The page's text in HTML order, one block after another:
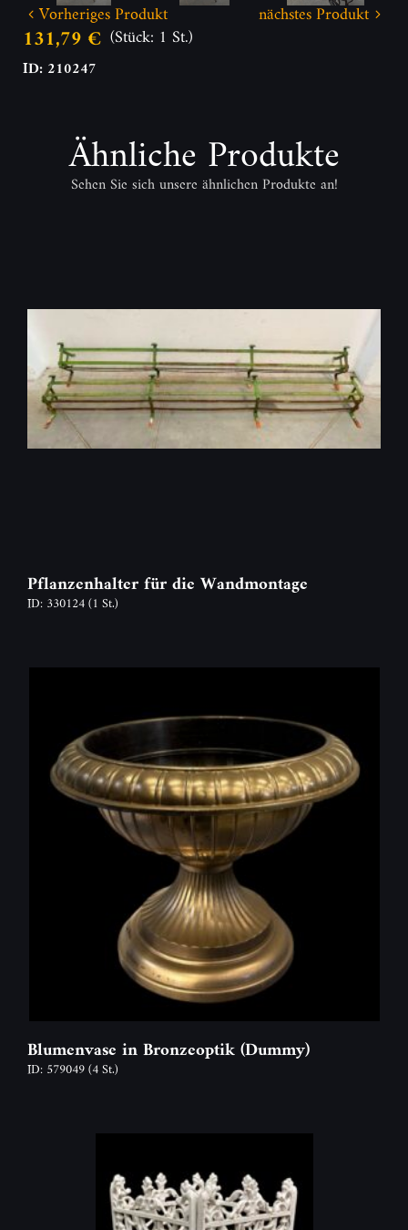
Vorheriges Produkt nächstes Produkt
131,79 € (Stück: 1 St.)
ID: 210247
Ähnliche Produkte
Sehen Sie sich unsere ähnlichen Produkte an!
Pflanzenhalter für die Wandmontage
ID: 330124(1 St.)
Blumenvase in Bronzeoptik (Dummy)
ID: 579049(4 St.)